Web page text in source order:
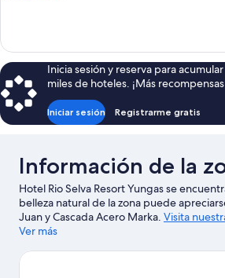
people
2
Bedrooms,
6
people
Inicia sesión y reserva para
miles de hoteles. ¡Más
Iniciar sesión Registrarme gratis
Información de la
Hotel Rio Selva Resort Yungas se
belleza natural de la zona puede
Juan y Cascada Acero Marka. Visita
Ver más